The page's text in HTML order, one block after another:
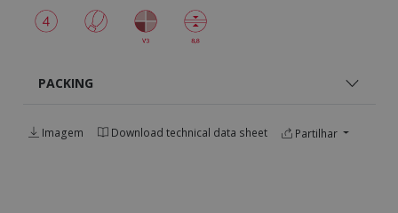
PACKING
Imagem Download technical data sheet Partilhar